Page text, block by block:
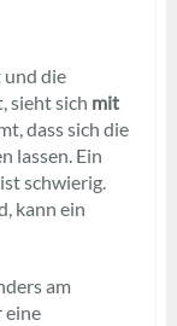
und die
sieht sich mit
dass sich die
lassen. Ein
schwierig.
kann ein
am
eine